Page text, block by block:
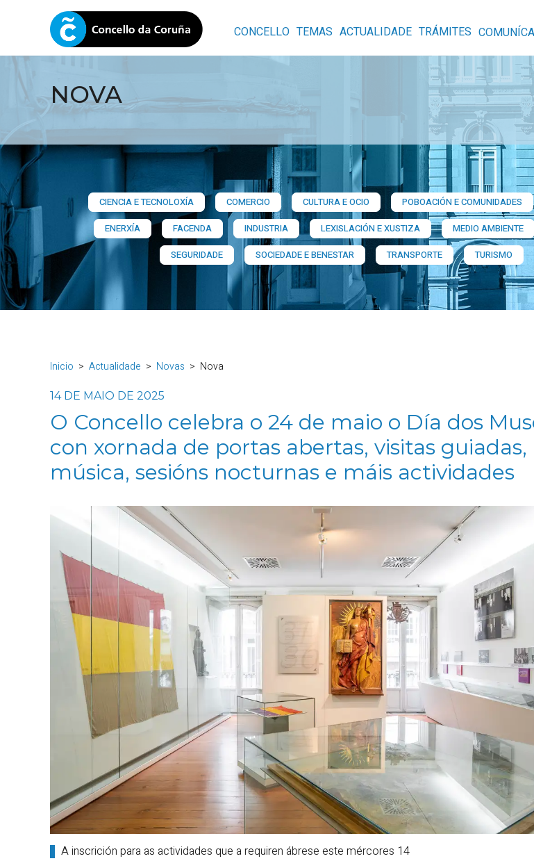
CONCELLO TEMAS ACTUALIDADE TRÁMITES
NOVA
CIENCIA E TECNOLOXÍA COMERCIO CULTURA E OCIO POBOACIÓN E COMUNIDADES
ENERXÍA
FACENDA INDUSTRIA LEXISLACIÓN E XUSTIZA MEDIO AMBIENTE
SEGURIDADE
SOCIEDADE E BENESTAR TRANSPORTE TURISMO
Inicio Actualidade Novas Nova
14 DE MAIO DE 2025
O Concello celebra o 24 de maio o Día dos
con xornada de portas abertas, visitas guiadas,
música, sesións nocturnas e máis actividades
A inscrición para as actividades que a requiren ábrese este mércores 14